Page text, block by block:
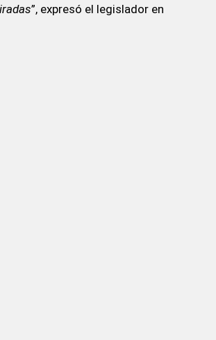
”, expresó el legislador en